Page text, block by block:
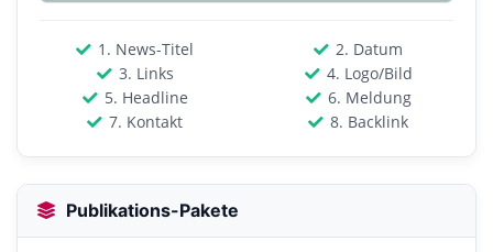
1. News-Titel
2. Datum
3. Links
4. Logo/Bild
5. Headline
6. Meldung
7. Kontakt
8. Backlink
Publikations-Pakete